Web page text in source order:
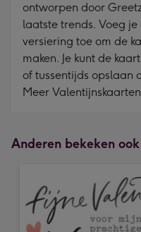
mm
ontworpen door
laatste trends. Voeg
versiering toe om de
maken. Je kunt de
of tussentijds opslaan
Meer
Anderen bekeken ook